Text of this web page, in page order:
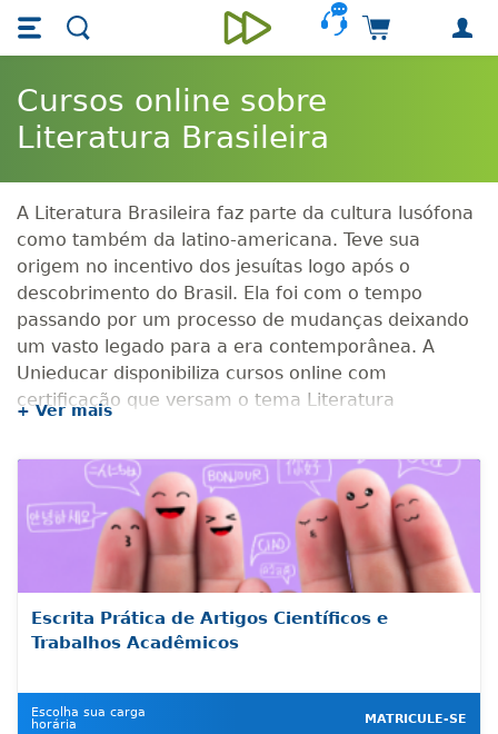
Skip main navigation
Skip to main content
Unieducar
Carrinho de
Cursos online sobre
Literatura Brasileira
A Literatura Brasileira faz parte da cultura lusófona
como também da latino-americana. Teve sua
origem no incentivo dos jesuítas logo após o
descobrimento do Brasil. Ela foi com o tempo
passando por um processo de mudanças deixando
um vasto legado para a era contemporânea. A
Unieducar disponibiliza cursos online com
certificação que versam o tema Literatura
importância e instigando para a desenvoltura de
uma visão analítica.
+ Ver mais
Escrita Prática de Artigos Científicos e
Trabalhos Acadêmicos
Escolha sua carga
horária
MATRICULE-SE